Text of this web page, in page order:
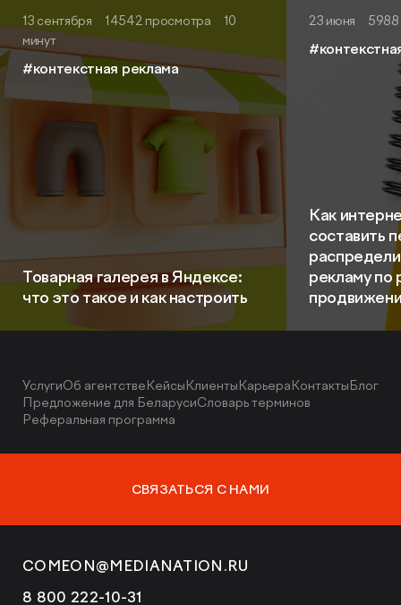
13 сентября 14542 просмотра
10
минут
#контекстная реклама
Товарная галерея в Яндексе:
что это такое и как настроить
23 июня
Как
составить
рекламу по
УслугиОб агентствеКейсыКлиентыКарьераКонтактыБлог
Предложение для БеларусиСловарь терминов
Реферальная программа
СВЯЗАТЬСЯ С НАМИ
COMEON@MEDIANATION.RU
8 800 222-10-31